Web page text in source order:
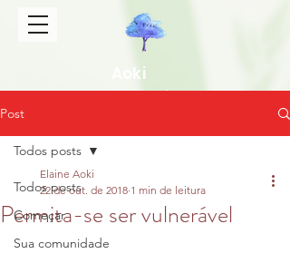
Aoki
Gakkai
Post
Todos posts
Começar
Sua comunidade
Todos posts
Permita-se ser vulnerável
Elaine Aoki
22 de out. de 2018 1 min de leitura